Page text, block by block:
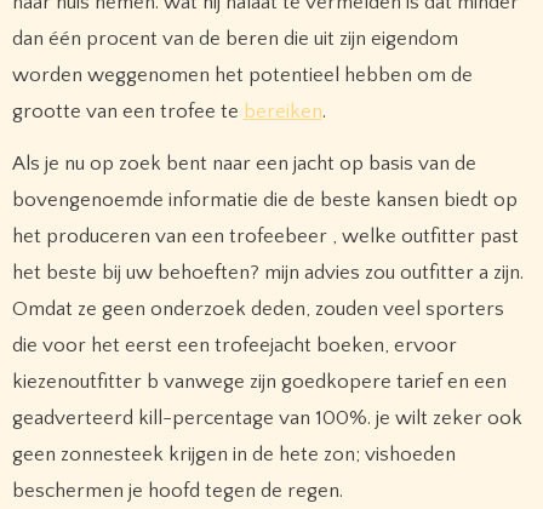
dan één procent van de beren die uit zijn eigendom
worden weggenomen het potentieel hebben om de
grootte van een trofee te bereiken.
Als je nu op zoek bent naar een jacht op basis van de
bovengenoemde informatie die de beste kansen biedt op
het produceren van een trofeebeer , welke outfitter past
het beste bij uw behoeften? mijn advies zou outfitter a zijn.
Omdat ze geen onderzoek deden, zouden veel sporters
die voor het eerst een trofeejacht boeken, ervoor
kiezenoutfitter b vanwege zijn goedkopere tarief en een
geadverteerd kill-percentage van 100%. je wilt zeker ook
geen zonnesteek krijgen in de hete zon; vishoeden
beschermen je hoofd tegen de regen.